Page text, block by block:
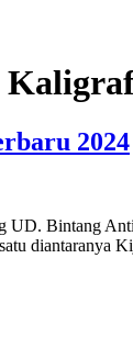
2024
Bintang